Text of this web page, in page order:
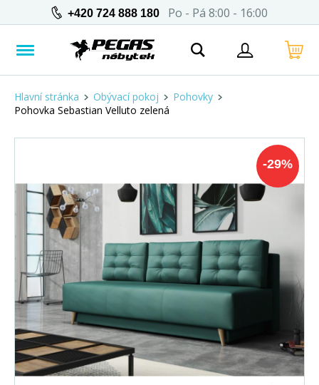
+420 724 888 180 Po - Pá 8:00 - 16:00
Hlavní stránka Obývací pokoj
Pohovky
Pohovka Sebastian Velluto zelená
-29%